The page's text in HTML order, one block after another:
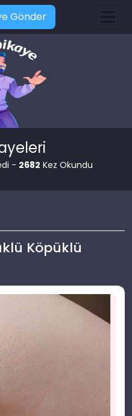
Gönder
- 2682 Kez Okundu
Köpüklü